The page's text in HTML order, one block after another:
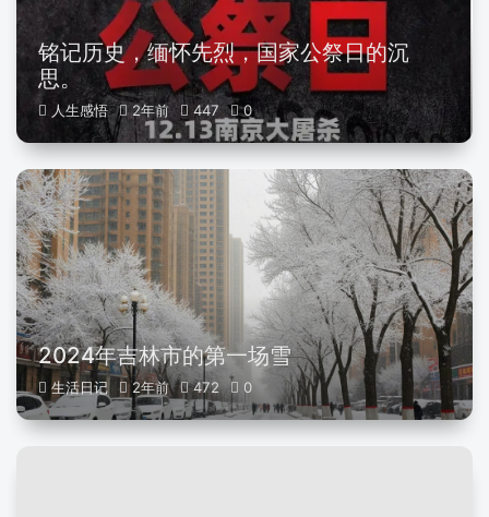
铭记历史，缅怀先烈，国家公祭日的沉
思。
人生感悟 2年前 447 0
2024年吉林市的第一场雪
生活日记 2年前 472 0